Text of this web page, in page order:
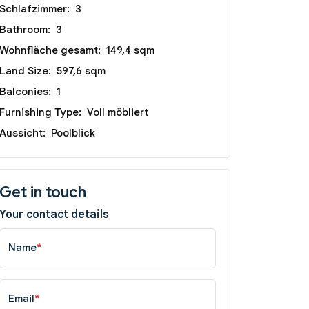
Schlafzimmer: 3
Bathroom: 3
Wohnfläche gesamt: 149,4 sqm
Land Size: 597,6 sqm
Balconies: 1
Furnishing Type: Voll möbliert
Aussicht: Poolblick
Get in touch
Your contact details
Name*
Email*